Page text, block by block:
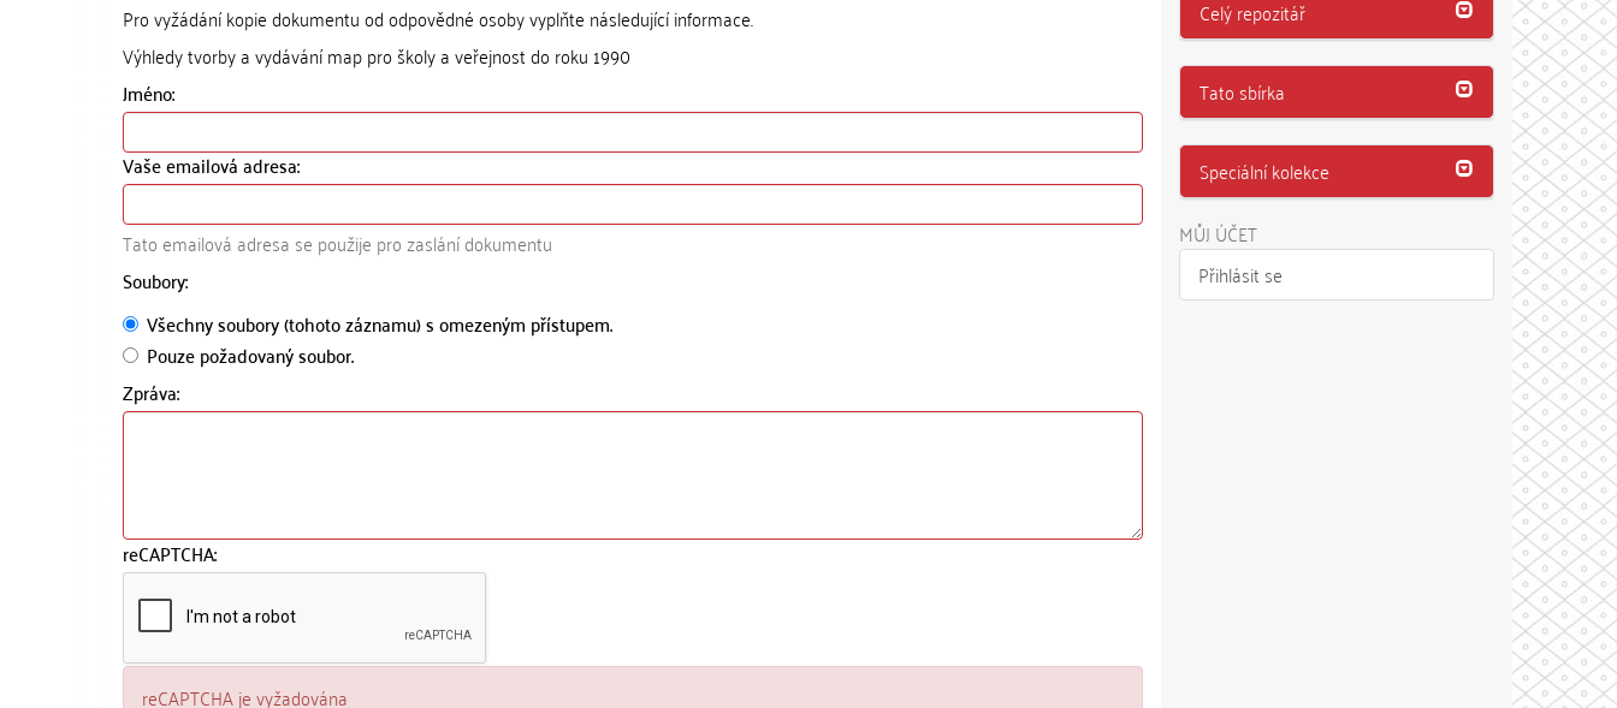
Pro vyžádání kopie dokumentu od odpovědné osoby vyplňte následující informace.
Výhledy tvorby a vydávání map pro školy a veřejnost do roku 1990
Jméno:
Vaše emailová adresa:
Tato emailová adresa se použije pro zaslání dokumentu
Soubory:
Všechny soubory (tohoto záznamu) s omezeným přístupem.
Pouze požadovaný soubor.
Zpráva:
reCAPTCHA:
reCAPTCHA je vyžadována
Celý repozitář
Tato sbírka
Speciální kolekce
MŮJ ÚČET
Přihlásit se